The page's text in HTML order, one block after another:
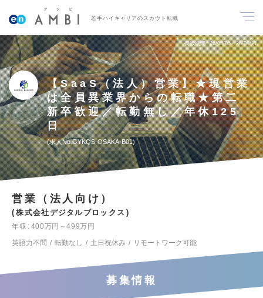
若手ハイキャリアのスカウト転職
掲載期間 26/05/05～26/09/21
【SaaS（法人）営業】★現営業
は全員異業界からの転職★第二
新卒歓迎／転勤無し／年休125
日
求人No.GYKQS-OSAKA-B01
営業（法人向け）
株式会社デジタルブロックス
年収
400万円～499万円
英語力不問
転勤なし 土日祝休み リモートワーク可能
募集情報